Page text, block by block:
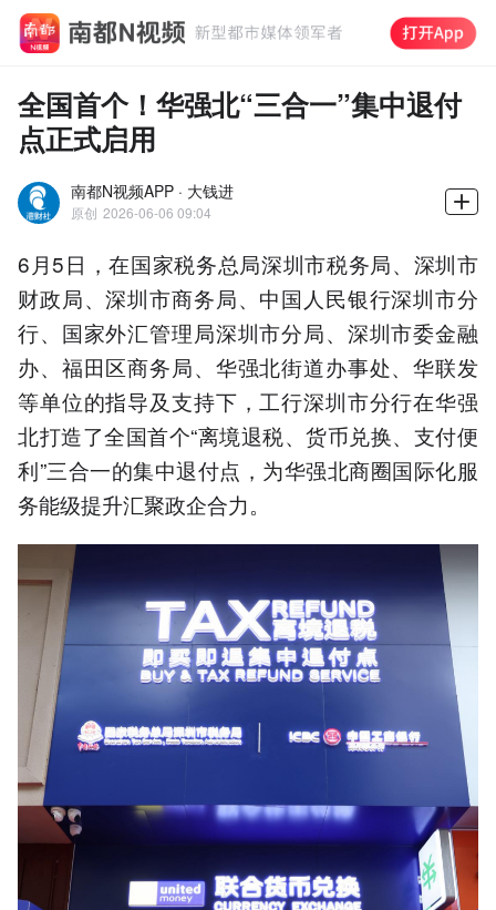
全国首个！华强北“三合一”集中退付
点正式启用
南都N视频APP · 大钱进
原创 2026-06-06 09:04
6月5日，在国家税务总局深圳市税务局、深圳市
财政局、深圳市商务局、中国人民银行深圳市分
行、国家外汇管理局深圳市分局、深圳市委金融
办、福田区商务局、华强北街道办事处、华联发
等单位的指导及支持下，工行深圳市分行在华强
北打造了全国首个“离境退税、货币兑换、支付便
利”三合一的集中退付点，为华强北商圈国际化服
务能级提升汇聚政企合力。